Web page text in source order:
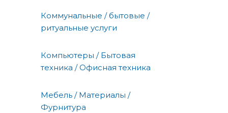
Коммунальные / бытовые /
ритуальные услуги
Компьютеры / Бытовая
техника / Офисная техника
Мебель / Материалы /
Фурнитура